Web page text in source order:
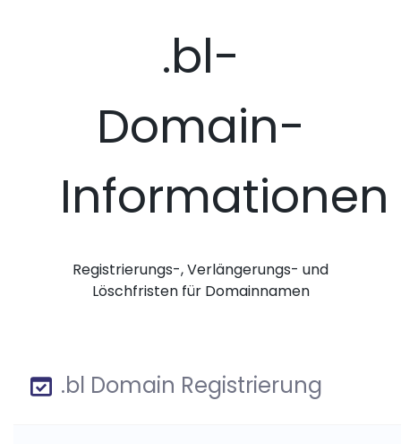
.bl-
Domain-
Informationen
Registrierungs-, Verlängerungs- und
Löschfristen für Domainnamen
.bl Domain Registrierung